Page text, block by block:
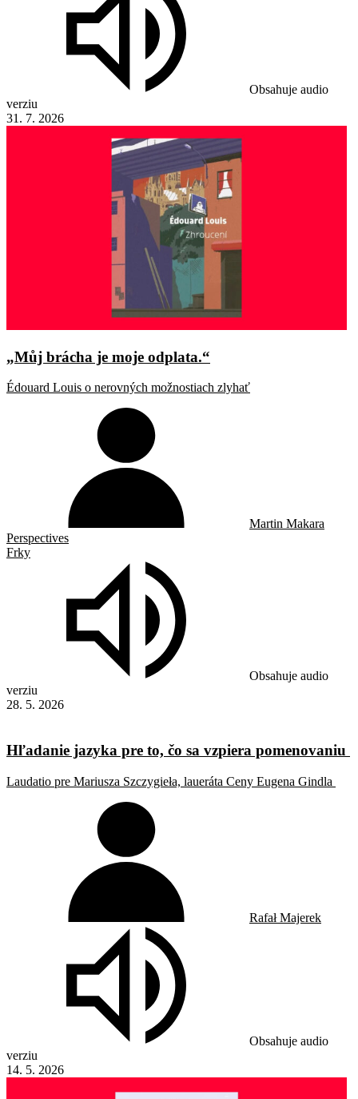
Obsahuje audio
verziu
31. 7. 2026
„Můj brácha je moje odplata.“
Édouard Louis o nerovných možnostiach zlyhať
Martin Makara
Perspectives
Frky
Obsahuje audio
verziu
28. 5. 2026
Hľadanie jazyka pre to, čo sa vzpiera pomenovaniu
Laudatio pre Mariusza Szczygieła, laueráta Ceny Eugena Gindla
Rafał Majerek
Obsahuje audio
verziu
14. 5. 2026